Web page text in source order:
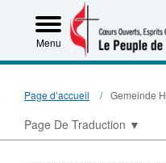
Menu
Page d’accueil Gemeinde
Page De Traduction ▼